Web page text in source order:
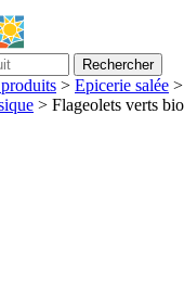
Rechercher
> Epicerie salée >
> Flageolets verts bio